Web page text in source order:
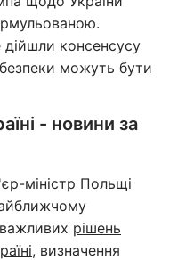
дійшли консенсусу
можуть бути
- новини за
міністр Польщі
рішень
, визначення